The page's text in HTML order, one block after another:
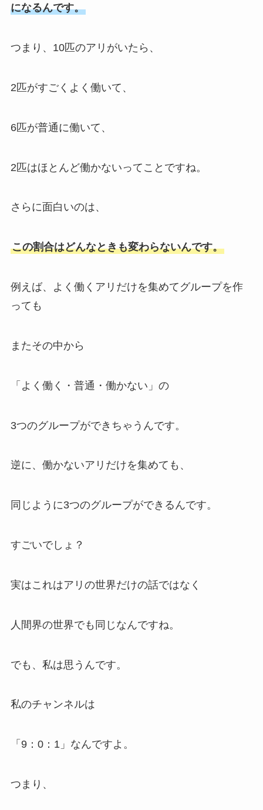
になるんです。
つまり、10匹のアリがいたら、
2匹がすごくよく働いて、
6匹が普通に働いて、
2匹はほとんど働かないってことですね。
さらに面白いのは、
この割合はどんなときも変わらないんです。
例えば、よく働くアリだけを集めてグループを作
っても
またその中から
「よく働く・普通・働かない」の
3つのグループができちゃうんです。
逆に、働かないアリだけを集めても、
同じように3つのグループができるんです。
すごいでしょ？
実はこれはアリの世界だけの話ではなく
人間界の世界でも同じなんですね。
でも、私は思うんです。
私のチャンネルは
「9：0：1」なんですよ。
つまり、